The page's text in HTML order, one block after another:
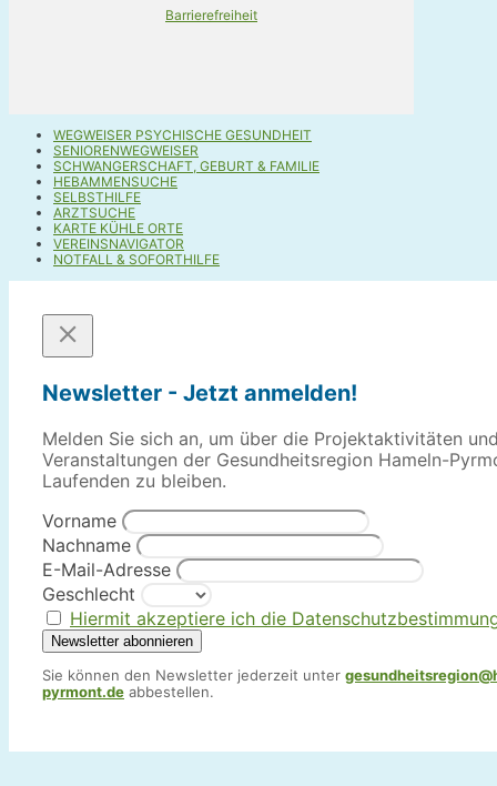
Barrierefreiheit
WEGWEISER PSYCHISCHE GESUNDHEIT
SENIORENWEGWEISER
SCHWANGERSCHAFT, GEBURT & FAMILIE
HEBAMMENSUCHE
SELBSTHILFE
ARZTSUCHE
KARTE KÜHLE ORTE
VEREINSNAVIGATOR
NOTFALL & SOFORTHILFE
Newsletter - Jetzt anmelden!
Melden Sie sich an, um über die Projektaktivitäten
Veranstaltungen der Gesundheitsregion Hameln-
Laufenden zu bleiben.
Vorname
Nachname
E-Mail-Adresse
Geschlecht
Hiermit akzeptiere ich die
Sie können den Newsletter jederzeit unter
pyrmont.de abbestellen.